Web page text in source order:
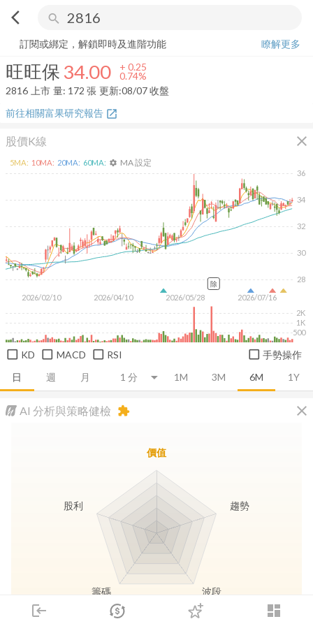
arrow_back_ios search
login dashboard
市場 登入
旺旺保 34.00 + 0.74%
訂閱或綁定，解鎖即時及進階功能
瞭解更多
旺旺保 34.00 + 0.25
0.74%
2816 上市 量: 172 張 更新:08/07 收盤
前往相關富果研究報告 open_in_new
股價K線 close
日 週 月 1M 3M 6M 1Y
2026/02/10 2026/04/10 2026/05/28 2026/07/16
28
30
32
34
36
500
1K
2K
5MA: 10MA: 20MA: 60MA: settings MA 設定
除
KD MACD RSI 手勢操作
AI 分析與策略健檢 close
extension
價值
趨勢
波段
籌碼
股利